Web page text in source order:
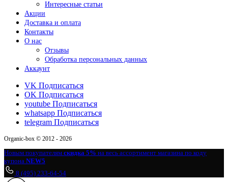
Интересные статьи
Акции
Доставка и оплата
Контакты
О нас
Отзывы
Обработка персональных данных
Аккаунт
VK Подписаться
OK Подписаться
youtube Подписаться
whatsapp Подписаться
telegram Подписаться
Organic-box © 2012 - 2026
Новым покупателям скидка 5% на весь ассортимент магазина по коду
купона NEW5
8 (495) 233-64-54